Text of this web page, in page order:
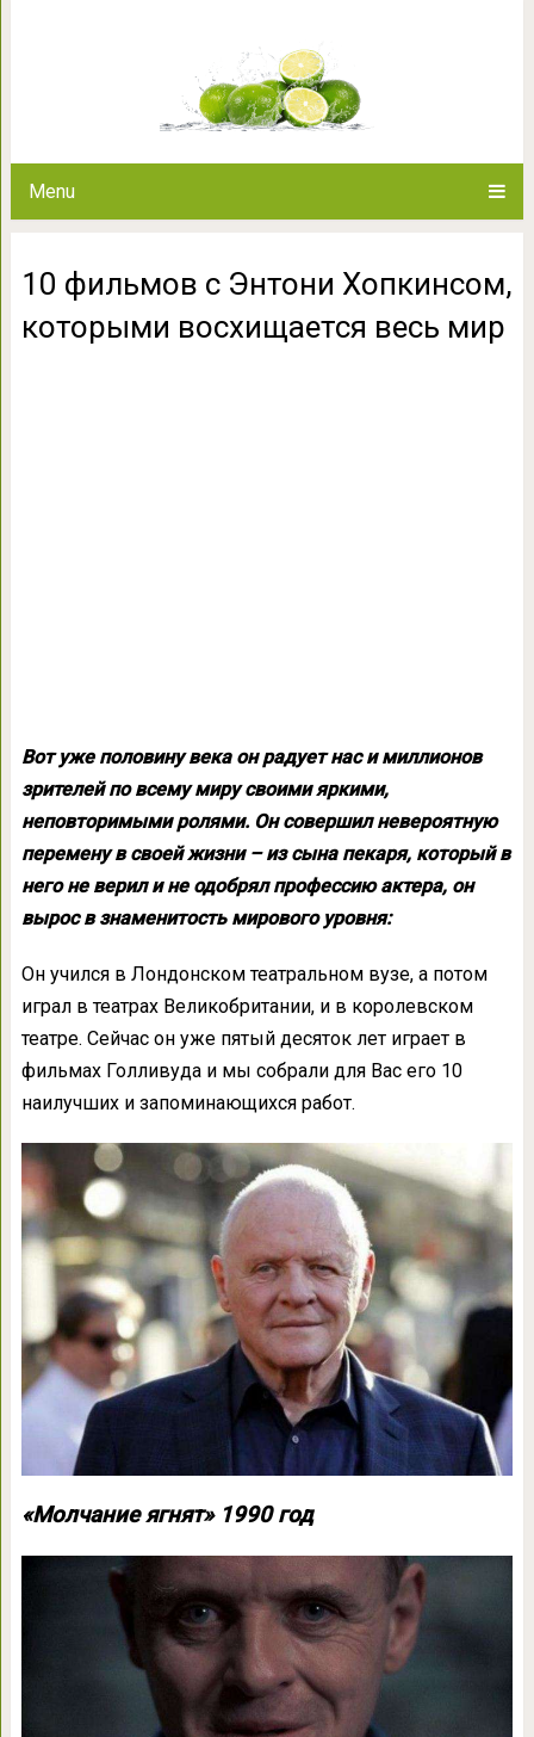
Menu
10 фильмов с Энтони Хопкинсом,
которыми восхищается весь мир
Вот уже половину века он радует нас и миллионов
зрителей по всему миру своими яркими,
неповторимыми ролями. Он совершил невероятную
перемену в своей жизни – из сына пекаря, который в
него не верил и не одобрял профессию актера, он
вырос в знаменитость мирового уровня:
Он учился в Лондонском театральном вузе, а потом
играл в театрах Великобритании, и в королевском
театре. Сейчас он уже пятый десяток лет играет в
фильмах Голливуда и мы собрали для Вас его 10
наилучших и запоминающихся работ.
«Молчание ягнят» 1990 год